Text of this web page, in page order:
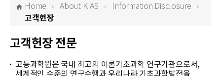
Activities
Publications
News
Home About KIAS
Information Disclosure
고객헌장
고객헌장 전문
고등과학원은 국내 최고의 이론기초과학 연구기관으로서,
세계적인 수준의 연구수행과 우리나라 기초과학발전을